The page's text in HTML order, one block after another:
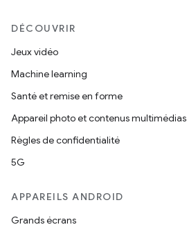
DÉCOUVRIR
Jeux vidéo
Machine learning
Santé et remise en forme
Appareil photo et contenus multimédias
Règles de confidentialité
5G
APPAREILS ANDROID
Grands écrans